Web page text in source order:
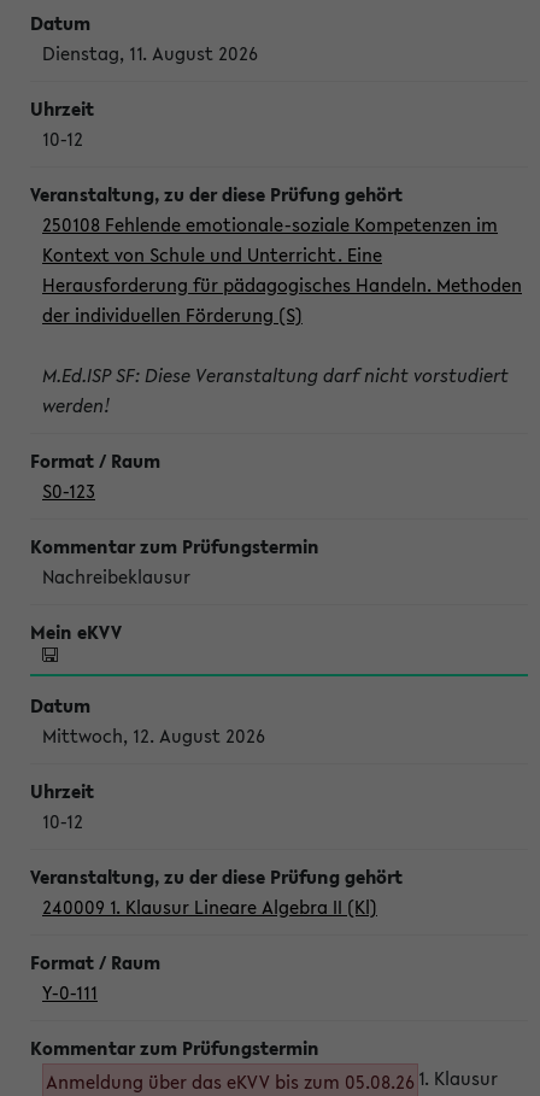
Dienstag, 11. August 2026
10-12
250108 Fehlende emotionale-soziale Kompetenzen im
Kontext von Schule und Unterricht. Eine
Herausforderung für pädagogisches Handeln. Methoden
der individuellen Förderung (S)
M.Ed.ISP SF: Diese Veranstaltung darf nicht vorstudiert
werden!
S0-123
Nachreibeklausur
Mittwoch, 12. August 2026
10-12
240009 1. Klausur Lineare Algebra II (Kl)
Y-0-111
Anmeldung über das eKVV bis zum 05.08.26 1. Klausur